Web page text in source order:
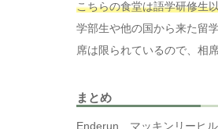
こちらの食堂は語学研修生
学部生や他の国から来た留
席は限られているので、相
まとめ
Enderun マッキンリーヒル